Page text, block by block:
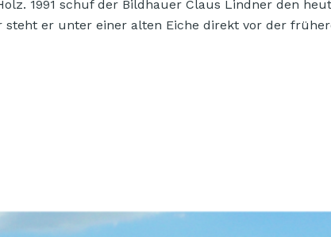
1991 schuf der Bildhauer Claus Lindner den
er unter einer alten Eiche direkt vor der